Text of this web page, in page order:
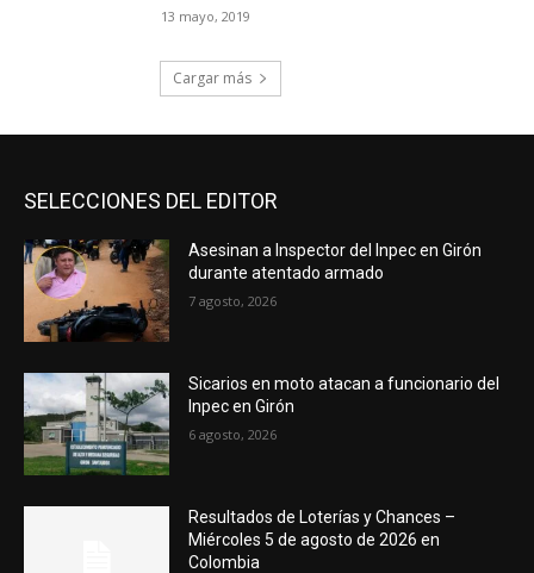
13 mayo, 2019
Cargar más
SELECCIONES DEL EDITOR
Asesinan a Inspector del Inpec en Girón
durante atentado armado
7 agosto, 2026
Sicarios en moto atacan a funcionario del
Inpec en Girón
6 agosto, 2026
Resultados de Loterías y Chances –
Miércoles 5 de agosto de 2026 en
Colombia